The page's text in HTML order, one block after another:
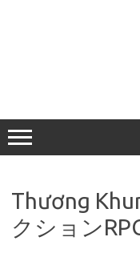
Thương
クション